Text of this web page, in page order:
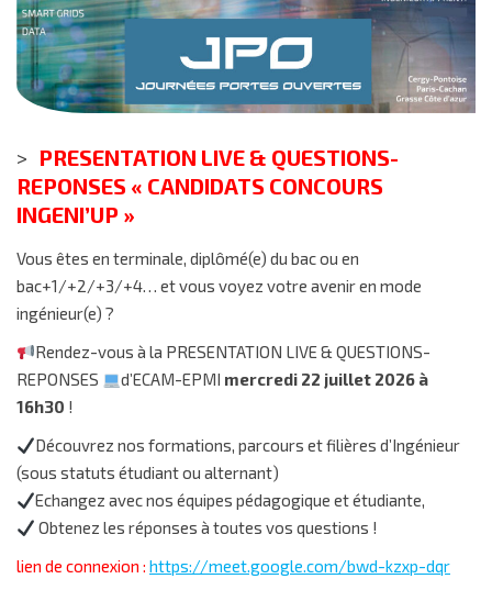
PRESENTATION LIVE & QUESTIONS-
REPONSES « CANDIDATS CONCOURS
INGENI’UP »
Vous êtes en terminale, diplômé(e) du bac ou en
bac+1/+2/+3/+4… et vous voyez votre avenir en mode
ingénieur(e) ?
Rendez-vous à la PRESENTATION LIVE & QUESTIONS-
REPONSES
d’ECAM-EPMI mercredi 22 juillet 2026 à
16h30 !
Découvrez nos formations, parcours et filières d’Ingénieur
(sous statuts étudiant ou alternant)
Echangez avec nos équipes pédagogique et étudiante,
Obtenez les réponses à toutes vos questions !
lien de connexion : https://meet.google.com/bwd-kzxp-dqr